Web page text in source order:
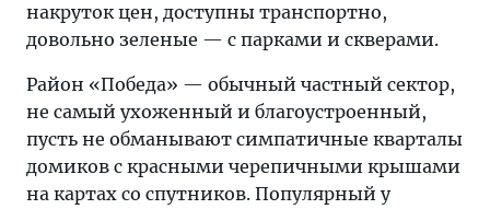
накруток цен, доступны транспортно,
довольно зеленые — с парками и скверами.
Район «Победа» — обычный частный сектор,
не самый ухоженный и благоустроенный,
пусть не обманывают симпатичные кварталы
домиков с красными черепичными крышами
на картах со спутников. Популярный у